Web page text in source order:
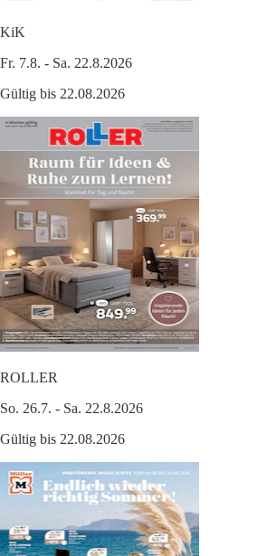
KiK
Fr. 7.8. - Sa. 22.8.2026
Gültig bis 22.08.2026
ROLLER
So. 26.7. - Sa. 22.8.2026
Gültig bis 22.08.2026